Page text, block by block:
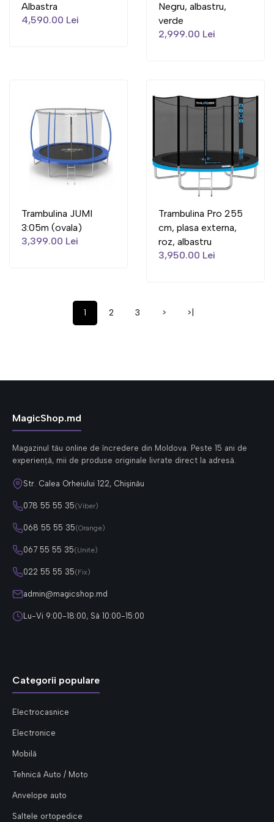
Albastra
4,590.00 Lei
Negru, albastru,
verde
2,999.00 Lei
Trambulina JUMI
3:05m (ovala)
3,399.00 Lei
Trambulina Pro 255
cm, plasa externa,
roz, albastru
3,950.00 Lei
1 2 3 > >|
MagicShop.md
Magazinul tău online de încredere din Moldova. Peste 15 ani de
experiență, mii de produse originale livrate direct la adresă.
Str. Calea Orheiului 122, Chișinău
078 55 55 35(Viber)
068 55 55 35(Orange)
067 55 55 35(Unite)
022 55 55 35(Fix)
admin@magicshop.md
Lu-Vi 9:00-18:00, Sâ 10:00-15:00
Categorii populare
Electrocasnice
Electronice
Mobilă
Tehnică Auto / Moto
Anvelope auto
Saltele ortopedice